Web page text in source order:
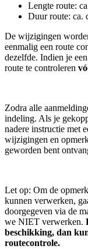
Lengte route:
Duur route: ca.
De wijzigingen
eenmalig een route
dezelfde. Indien je
route te controleren
Zodra alle
indeling. Als je
nadere instructie met
wijzigingen en
geworden bent
Let op: Om de
kunnen verwerken,
doorgegeven via de
we NIET verwerken.
beschikking, dan
routecontrole.